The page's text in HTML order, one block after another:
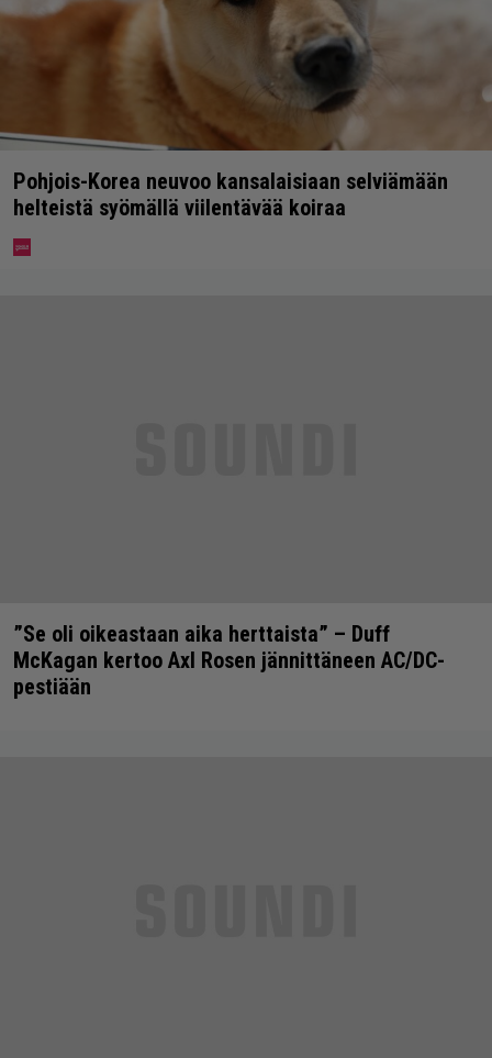
Pohjois-Korea neuvoo kansalaisiaan selviämään
helteistä syömällä viilentävää koiraa
”Se oli oikeastaan aika herttaista” – Duff
McKagan kertoo Axl Rosen jännittäneen AC/DC-
pestiään